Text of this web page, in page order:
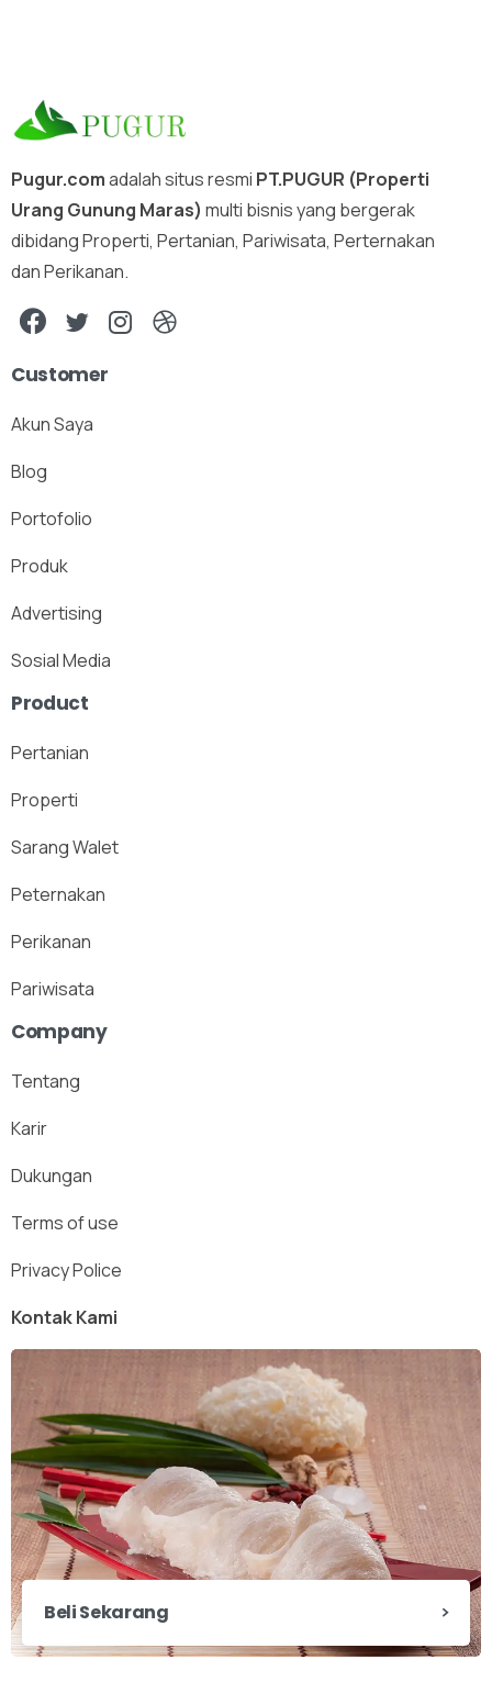
Pugur.comadalah situs resmi PT.PUGUR (Properti
Urang Gunung Maras) multi bisnis yang bergerak
dibidang Properti, Pertanian, Pariwisata, Perternakan
dan Perikanan.
Customer
Akun Saya
Blog
Portofolio
Produk
Advertising
Sosial Media
Product
Pertanian
Properti
Sarang Walet
Peternakan
Perikanan
Pariwisata
Company
Tentang
Karir
Dukungan
Terms of use
Privacy Police
Kontak Kami
Beli Sekarang